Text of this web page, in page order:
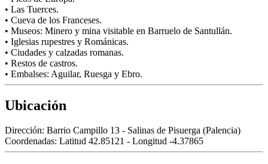
• Las Tuerces.
• Cueva de los Franceses.
• Museos: Minero y mina visitable en Barruelo de Santullán.
• Iglesias rupestres y Románicas.
• Ciudades y calzadas romanas.
• Restos de castros.
• Embalses: Aguilar, Ruesga y Ebro.
Ubicación
Dirección: Barrio Campillo 13 - Salinas de Pisuerga (Palencia)
Coordenadas: Latitud 42.85121 - Longitud -4.37865